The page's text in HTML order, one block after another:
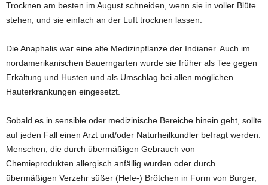
Trocknen am besten im August schneiden, wenn sie in voller Blüte
stehen, und sie einfach an der Luft trocknen lassen.
Die Anaphalis war eine alte Medizinpflanze der Indianer. Auch im
nordamerikanischen Bauerngarten wurde sie früher als Tee gegen
Erkältung und Husten und als Umschlag bei allen möglichen
Hauterkrankungen eingesetzt.
Sobald es in sensible oder medizinische Bereiche hinein geht, sollte
auf jeden Fall einen Arzt und/oder Naturheilkundler befragt werden.
Menschen, die durch übermäßigen Gebrauch von
Chemieprodukten allergisch anfällig wurden oder durch
übermäßigen Verzehr süßer (Hefe-) Brötchen in Form von Burger,